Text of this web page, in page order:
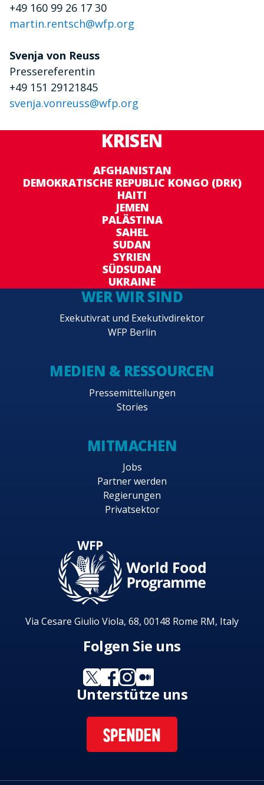
+49 160 99 26 17 30
martin.rentsch@wfp.org
Svenja von Reuss
Pressereferentin
+49 151 29121845
svenja.vonreuss@wfp.org
KRISEN
AFGHANISTAN
DEMOKRATISCHE REPUBLIC KONGO (DRK)
HAITI
JEMEN
PALÄSTINA
SAHEL
SUDAN
SYRIEN
SÜDSUDAN
UKRAINE
WER WIR SIND
Exekutivrat und Exekutivdirektor
WFP Berlin
MEDIEN & RESSOURCEN
Pressemitteilungen
Stories
MITMACHEN
Jobs
Partner werden
Regierungen
Privatsektor
Via Cesare Giulio Viola, 68, 00148 Rome RM, Italy
Folgen Sie uns
Unterstütze uns
SPENDEN